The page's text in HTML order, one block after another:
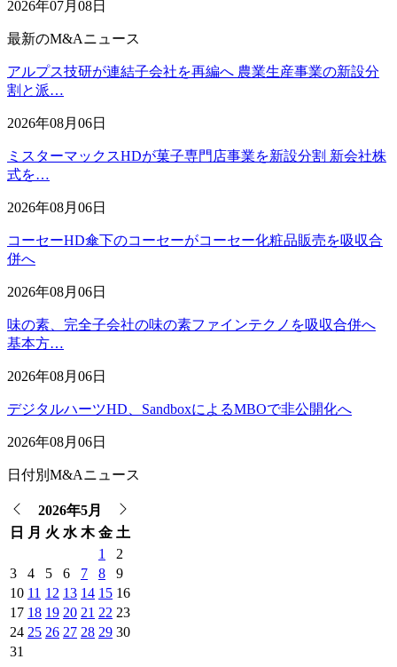
2026年07月08日
最新のM&Aニュース
アルプス技研が連結子会社を再編へ 農業生産事業の新設分
割と派…
2026年08月06日
ミスターマックスHDが菓子専門店事業を新設分割 新会社株
式を…
2026年08月06日
コーセーHD傘下のコーセーがコーセー化粧品販売を吸収合
併へ
2026年08月06日
味の素、完全子会社の味の素ファインテクノを吸収合併へ
基本方…
2026年08月06日
デジタルハーツHD、SandboxによるMBOで非公開化へ
2026年08月06日
日付別M&Aニュース
2026年5月
日
月 火 水 木 金 土
1
2
3
4 5 6 7 8
9
10 11 12 13 14 15 16
17 18 19 20 21 22 23
24 25 26 27 28 29 30
31